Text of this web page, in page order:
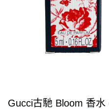
Gucci古馳 Bloom 香水